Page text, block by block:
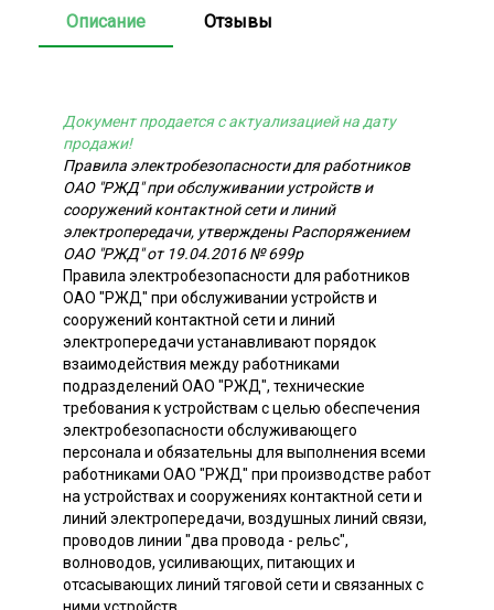
Описание Отзывы
Документ продается с актуализацией на дату
продажи!
Правила электробезопасности для работников
ОАО "РЖД" при обслуживании устройств и
сооружений контактной сети и линий
электропередачи, утверждены Распоряжением
ОАО "РЖД" от 19.04.2016 № 699р
Правила электробезопасности для работников
ОАО "РЖД" при обслуживании устройств и
сооружений контактной сети и линий
электропередачи устанавливают порядок
взаимодействия между работниками
подразделений ОАО "РЖД", технические
требования к устройствам с целью обеспечения
электробезопасности обслуживающего
персонала и обязательны для выполнения всеми
работниками ОАО "РЖД" при производстве работ
на устройствах и сооружениях контактной сети и
линий электропередачи, воздушных линий связи,
проводов линии "два провода - рельс",
волноводов, усиливающих, питающих и
отсасывающих линий тяговой сети и связанных с